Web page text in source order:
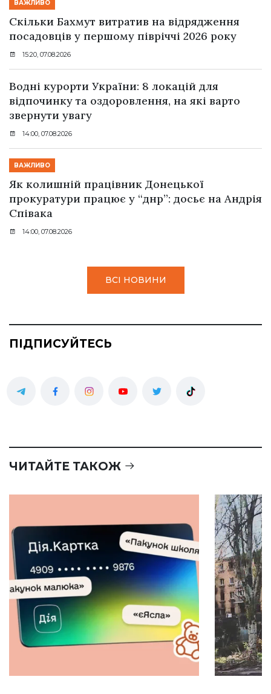
ВАЖЛИВО
Скільки Бахмут витратив на відрядження
посадовців у першому півріччі 2026 року
15:20, 07.08.2026
Водні курорти України: 8 локацій для
відпочинку та оздоровлення, на які варто
звернути увагу
14:00, 07.08.2026
ВАЖЛИВО
Як колишній працівник Донецької
прокуратури працює у “днр”: досьє на Андрія
Співака
14:00, 07.08.2026
ВСІ НОВИНИ
ПІДПИСУЙТЕСЬ
ЧИТАЙТЕ ТАКОЖ